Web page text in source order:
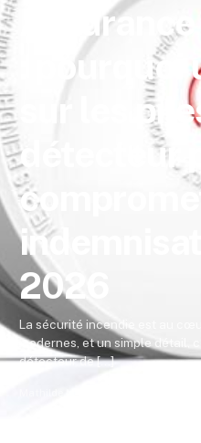
:
sur les
détecteur
2026
La sécurité incendie est au
modernes, et un simple détail,
détecteur de […]